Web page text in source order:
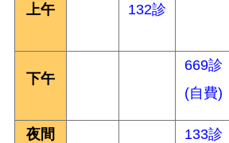
上午 132診
下午
669診
(自費)
夜間 133診